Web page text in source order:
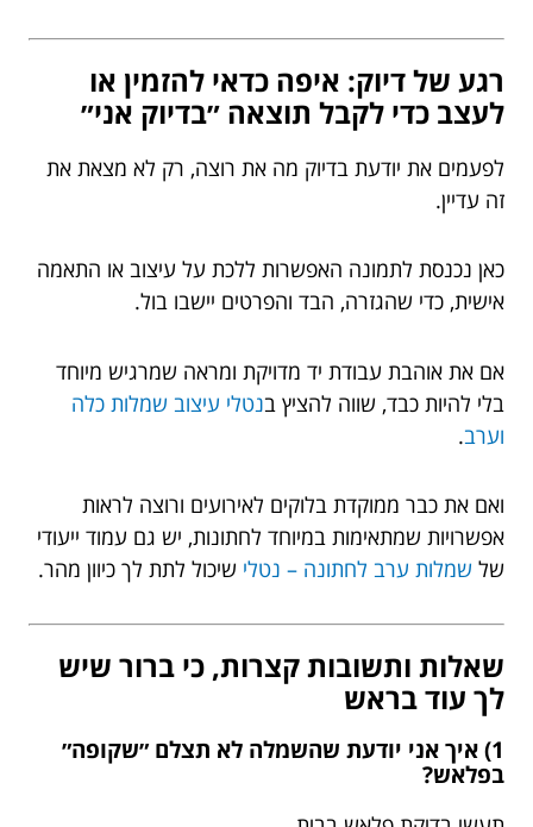
רגע של דיוק: איפה כדאי להזמין או
לעצב כדי לקבל תוצאה ״בדיוק אני״
לפעמים את יודעת בדיוק מה את רוצה, רק לא מצאת את
זה עדיין.
כאן נכנסת לתמונה האפשרות ללכת על עיצוב או התאמה
אישית, כדי שהגזרה, הבד והפרטים יישבו בול.
אם את אוהבת עבודת יד מדויקת ומראה שמרגיש מיוחד
בלי להיות כבד, שווה להציץ בנטלי עיצוב שמלות כלה
וערב.
ואם את כבר ממוקדת בלוקים לאירועים ורוצה לראות
אפשרויות שמתאימות במיוחד לחתונות, יש גם עמוד ייעודי
של שמלות ערב לחתונה – נטלי שיכול לתת לך כיוון מהר.
שאלות ותשובות קצרות, כי ברור שיש
לך עוד בראש
1) איך אני יודעת שהשמלה לא תצלם ״שקופה״
בפלאש?